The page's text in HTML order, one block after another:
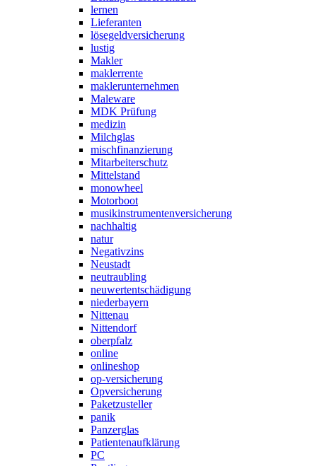
lernen
Lieferanten
lösegeldversicherung
lustig
Makler
maklerrente
maklerunternehmen
Maleware
MDK Prüfung
medizin
Milchglas
mischfinanzierung
Mitarbeiterschutz
Mittelstand
monowheel
Motorboot
musikinstrumentenversicherung
nachhaltig
natur
Negativzins
Neustadt
neutraubling
neuwertentschädigung
niederbayern
Nittenau
Nittendorf
oberpfalz
online
onlineshop
op-versicherung
Opversicherung
Paketzusteller
panik
Panzerglas
Patientenaufklärung
PC